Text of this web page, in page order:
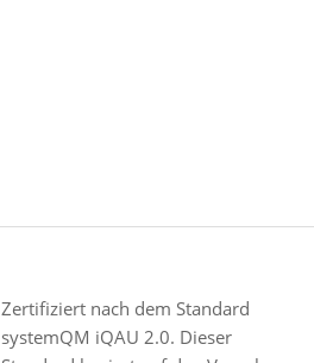
Zertifiziert nach dem Standard
systemQM iQAU 2.0. Dieser